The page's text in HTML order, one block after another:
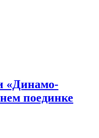
«Динамо-
поединке